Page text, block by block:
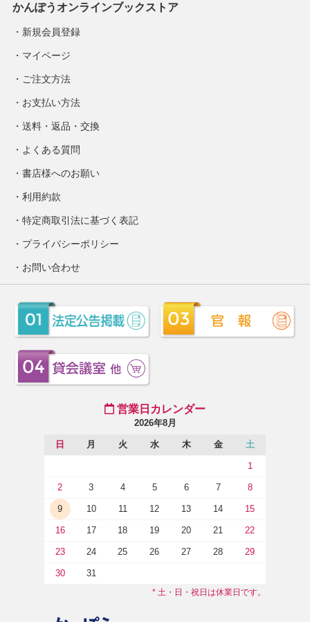
かんぽうオンラインブックストア
新規会員登録
マイページ
ご注文方法
お支払い方法
送料・返品・交換
よくある質問
書店様へのお願い
利用約款
特定商取引法に基づく表記
プライバシーポリシー
お問い合わせ
営業日カレンダー
2026年8月
日 月 火 水 木 金 土
1
2 3 4 5 6 7 8
9 10 11 12 13 14 15
16 17 18 19 20 21 22
23 24 25 26 27 28 29
30 31
* 土・日・祝日は休業日です。